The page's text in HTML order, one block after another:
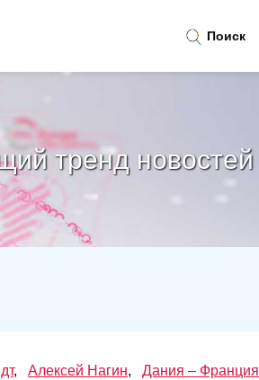
тренд новостей
, Алексей Нагин, Дания – Франция
Поиск